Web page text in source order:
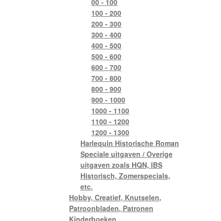
100 - 200
200 - 300
300 - 400
400 - 500
500 - 600
600 - 700
700 - 800
800 - 900
900 - 1000
1000 - 1100
1100 - 1200
1200 - 1300
Harlequin Historische Roman
Speciale uitgaven / Overige
uitgaven zoals HQN, IBS
Historisch, Zomerspecials,
etc.
Hobby, Creatief, Knutselen,
Patroonbladen, Patronen
Kinderboeken